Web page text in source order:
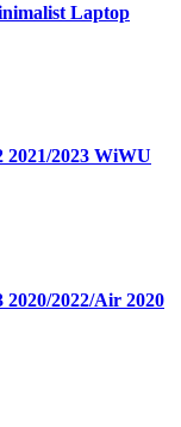
Laptop
2021/2023 WiWU
2022/Air 2020